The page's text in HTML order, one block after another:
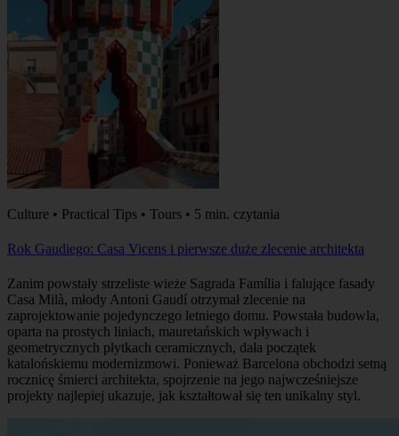
Culture • Practical Tips • Tours • 5 min. czytania
Rok Gaudiego: Casa Vicens i pierwsze duże zlecenie architekta
Zanim powstały strzeliste wieże Sagrada Família i falujące fasady
Casa Milà, młody Antoni Gaudí otrzymał zlecenie na
zaprojektowanie pojedynczego letniego domu. Powstała budowla,
oparta na prostych liniach, mauretańskich wpływach i
geometrycznych płytkach ceramicznych, dała początek
katalońskiemu modernizmowi. Ponieważ Barcelona obchodzi setną
rocznicę śmierci architekta, spojrzenie na jego najwcześniejsze
projekty najlepiej ukazuje, jak kształtował się ten unikalny styl.